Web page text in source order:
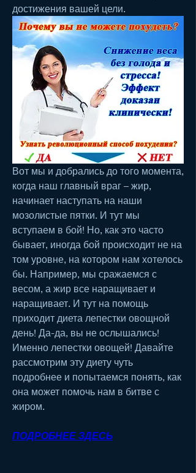
достижения вашей цели.
Вот мы и добрались до того момента,
когда наш главный враг – жир,
начинает наступать на наши
мозолистые пятки. И тут мы
вступаем в бой! Но, как это часто
бывает, иногда бой происходит не на
том уровне, на котором нам хотелось
бы. Например, мы сражаемся с
весом, а жир все наращивает и
наращивает. И тут на помощь
приходит диета лепестки овощной
день! Да-да, вы не ослышались!
Именно лепестки овощей! Давайте
рассмотрим эту диету чуть
подробнее и попытаемся понять, как
она может помочь нам в битве с
жиром.
ПОДРОБНЕЕ ЗДЕСЬ